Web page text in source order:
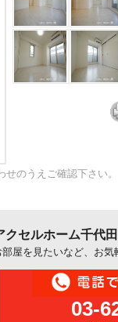
のうえご確認下さい。
セルホーム千代
屋を見たいなど、お
03-